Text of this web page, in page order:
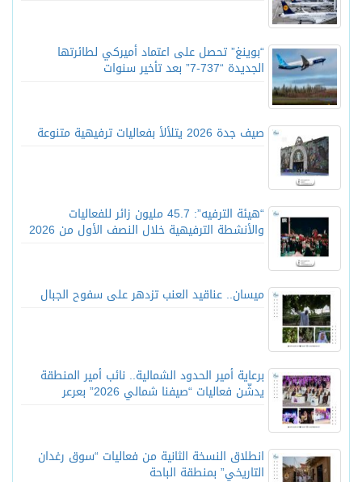
“بوينغ” تحصل على اعتماد أميركي لطائرتها
الجديدة “737-7” بعد تأخير سنوات
صيف جدة 2026 يتلألأ بفعاليات ترفيهية متنوعة
“هيئة الترفيه”: 45.7 مليون زائر للفعاليات
والأنشطة الترفيهية خلال النصف الأول من 2026
ميسان.. عناقيد العنب تزدهر على سفوح الجبال
برعاية أمير الحدود الشمالية.. نائب أمير المنطقة
يدشّن فعاليات “صيفنا شمالي 2026” بعرعر
انطلاق النسخة الثانية من فعاليات “سوق رغدان
التاريخي” بمنطقة الباحة